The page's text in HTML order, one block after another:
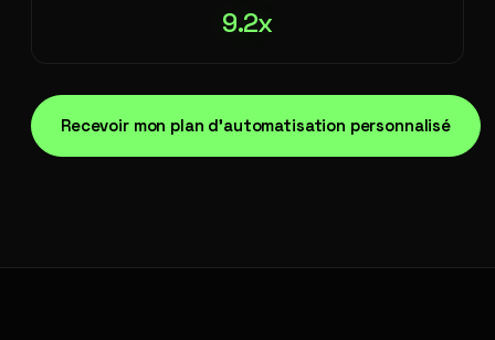
9.2x
Recevoir mon plan d'automatisation personnalisé